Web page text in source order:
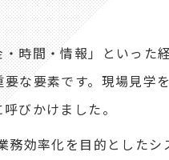
時間・情報」といった
な要素です。現場見学
びかけました。
効率化を目的としたシ